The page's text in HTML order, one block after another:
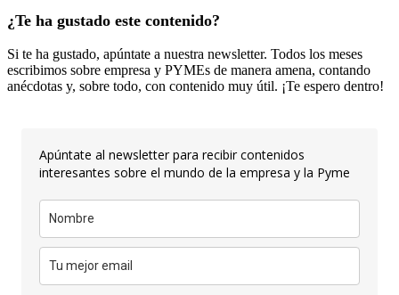
¿Te ha gustado este contenido?
Si te ha gustado, apúntate a nuestra newsletter. Todos los meses
escribimos sobre empresa y PYMEs de manera amena, contando
anécdotas y, sobre todo, con contenido muy útil. ¡Te espero dentro!
Apúntate al newsletter para recibir contenidos
interesantes sobre el mundo de la empresa y la Pyme